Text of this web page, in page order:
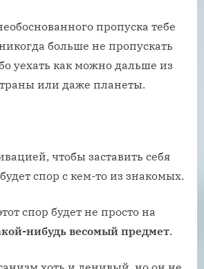
пропуска тебе
больше не пропускать
уехать как можно дальше из
или даже планеты.
чтобы заставить себя
спор с кем-то из знакомых.
спор будет не просто на
нибудь весомый предмет.